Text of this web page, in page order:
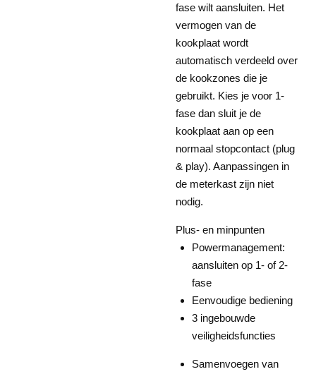
fase wilt aansluiten. Het
vermogen van de
kookplaat wordt
automatisch verdeeld over
de kookzones die je
gebruikt. Kies je voor 1-
fase dan sluit je de
kookplaat aan op een
normaal stopcontact (plug
& play). Aanpassingen in
de meterkast zijn niet
nodig.
Plus- en minpunten
Powermanagement:
aansluiten op 1- of 2-
fase
Eenvoudige bediening
3 ingebouwde
veiligheidsfuncties
Samenvoegen van